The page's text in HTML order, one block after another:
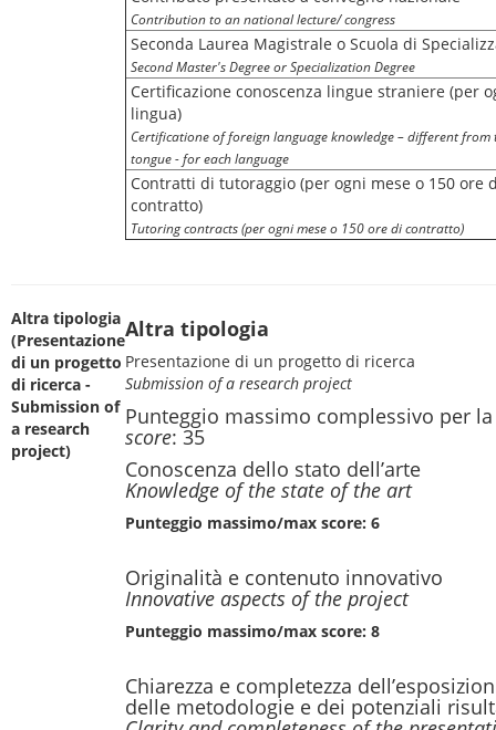
Contribution to an national lecture/ congress
Seconda Laurea Magistrale o Scuola di
Second Master's Degree or Specialization Degree
Certificazione conoscenza lingue straniere (per
lingua)
Certificatione of foreign language knowledge – different from
tongue - for each language
Contratti di tutoraggio (per ogni mese o 150 ore
contratto)
Tutoring contracts (per ogni mese o 150 ore di contratto)
Altra tipologia
(Presentazione
di un progetto
di ricerca -
Submission of
a research
project)
Altra tipologia
Presentazione di un progetto di ricerca
Submission of a research project
Punteggio massimo complessivo per
score: 35
Conoscenza dello stato dell’arte
Knowledge of the state of the art
Punteggio massimo/max score: 6
Originalità e contenuto innovativo
Innovative aspects of the project
Punteggio massimo/max score: 8
Chiarezza e completezza
delle metodologie e dei potenziali